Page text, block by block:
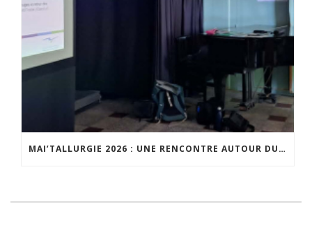
MAI’TALLURGIE 2026 : UNE RENCONTRE AUTOUR DU PROJET DU CHEMIN DE L’EAU D’HEURE